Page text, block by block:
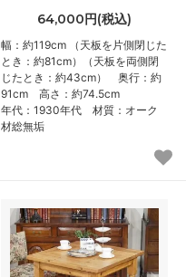
64,000円(税込)
幅：約119cm （天板を片側閉じた
とき：約81cm）（天板を両側閉
じたとき：約43cm） 奥行：約
91cm 高さ：約74.5cm
年代：1930年代 材質：オーク
材総無垢